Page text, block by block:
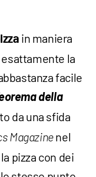
in maniera
la
facile
della
da una sfida
Magazinenel
pizza con dei